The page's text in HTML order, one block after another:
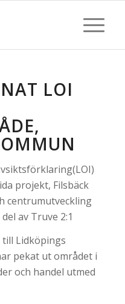
LOI
projekt, Filsbäck
centrumutveckling
av Truve 2:1
Lidköpings
pekat ut området i
och handel utmed